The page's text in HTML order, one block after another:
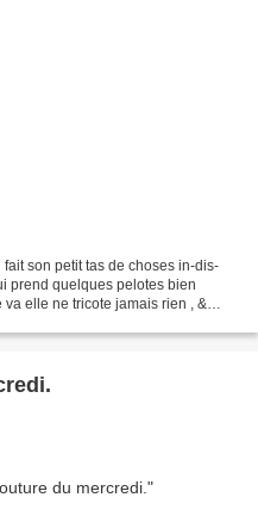
son petit tas de choses in-dis-
prend quelques pelotes bien
elle ne tricote jamais rien , &